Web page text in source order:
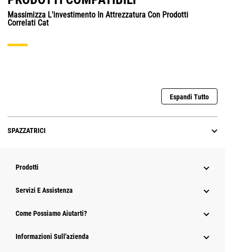
Massimizza L'investimento In Attrezzatura Con Prodotti
Correlati Cat
Espandi Tutto
SPAZZATRICI
Prodotti
Servizi E Assistenza
Come Possiamo Aiutarti?
Informazioni Sull'azienda